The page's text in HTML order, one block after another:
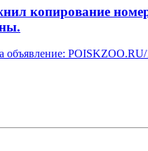
копирование
объявление: